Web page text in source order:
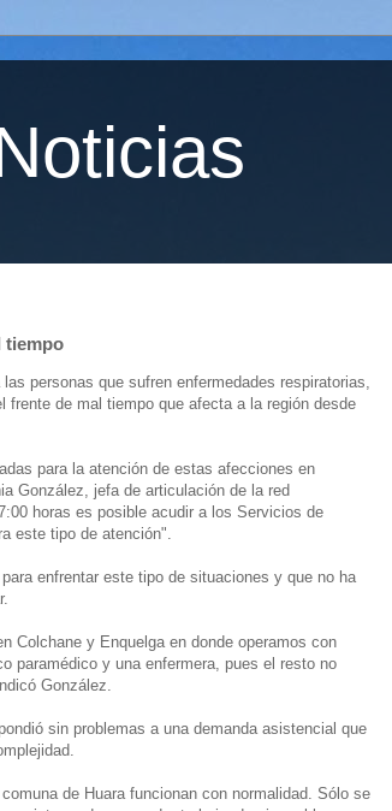
tiempo
personas que sufren enfermedades respiratorias,
frente de mal tiempo que afecta a la región desde
para la atención de estas afecciones en
González, jefa de articulación de la red
horas es posible acudir a los Servicios de
este tipo de atención".
enfrentar este tipo de situaciones y que no ha
Colchane y Enquelga en donde operamos con
paramédico y una enfermera, pues el resto no
González.
sin problemas a una demanda asistencial que
de Huara funcionan con normalidad. Sólo se